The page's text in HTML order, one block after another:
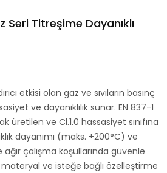
Titreşime Dayanıklı
etkisi olan gaz ve sıvıların basınç
ve dayanıklılık sunar. EN 837-1
üretilen ve Cl.1.0 hassasiyet sınıfına
dayanımı (maks. +200°C) ve
çalışma koşullarında güvenle
materyal ve isteğe bağlı özelleştirme